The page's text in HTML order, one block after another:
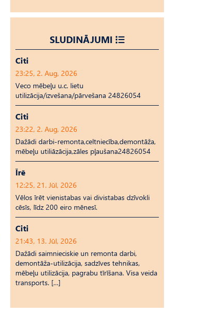
SLUDINĀJUMI
Citi
23:25, 2. Aug, 2026
Veco mēbeļu u.c. lietu
utilizācija/izvešana/pārvešana 24826054
Citi
23:22, 2. Aug, 2026
Dažādi darbi-remonta,celtniecība,demontāža,
mēbeļu utiliāzācija,zāles pļaušana24826054
Īrē
12:25, 21. Jūl, 2026
Vēlos īrēt vienistabas vai divistabas dzīvokli
cēsīs, līdz 200 eiro mēnesī.
Citi
21:43, 13. Jūl, 2026
Dažādi saimnieciskie un remonta darbi,
demontāža-utilizācija, sadzīves tehnikas,
mēbeļu utilizācija, pagrabu tīrīšana. Visa veida
transports. […]